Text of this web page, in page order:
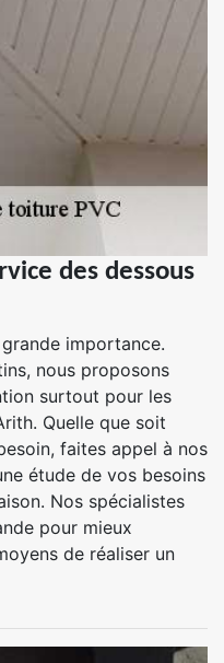
des dessous
importance.
nous proposons
surtout pour les
Quelle que soit
faites appel à nos
étude de vos besoins
Nos spécialistes
pour mieux
de réaliser un